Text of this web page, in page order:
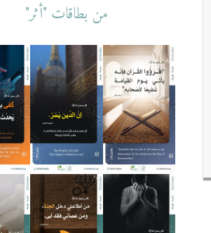
من بطاقات "أثر"